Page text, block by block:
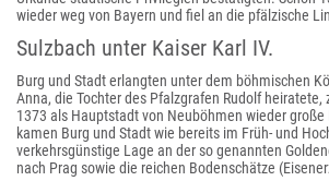
wieder weg von Bayern und fiel an die pfälzische
Sulzbach unter Kaiser Karl IV.
Burg und Stadt erlangten unter dem böhmischen
Anna, die Tochter des Pfalzgrafen Rudolf heiratete,
1373 als Hauptstadt von Neuböhmen wieder
kamen Burg und Stadt wie bereits im Früh- und
verkehrsgünstige Lage an der so genannten
nach Prag sowie die reichen Bodenschätze